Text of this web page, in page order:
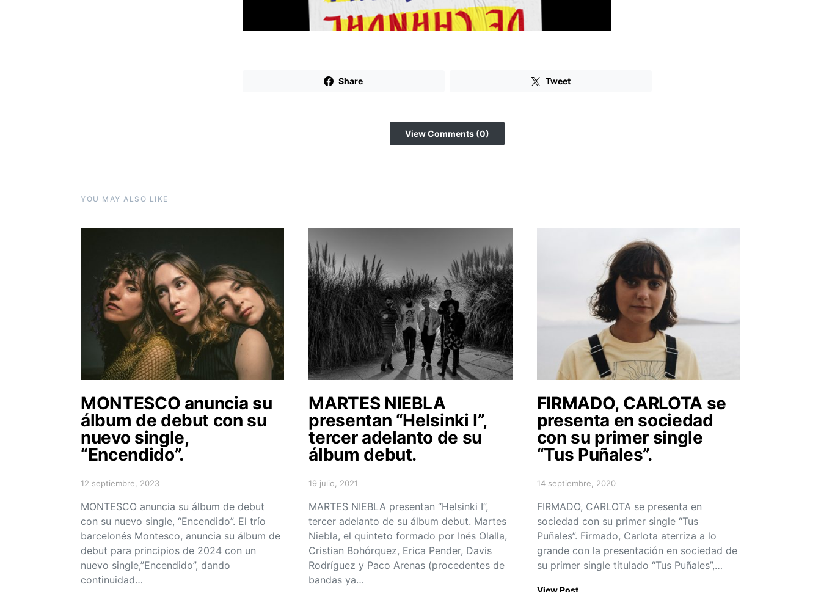
Share Tweet
View Comments (0)
YOU MAY ALSO LIKE
MONTESCO anuncia su
álbum de debut con su
nuevo single,
“Encendido”.
Posted on
12 septiembre, 2023
MONTESCO anuncia su álbum de debut
con su nuevo single, “Encendido”. El trío
barcelonés Montesco, anuncia su álbum de
debut para principios de 2024 con un
nuevo single,”Encendido”, dando
continuidad…
MARTES NIEBLA
presentan “Helsinki I”,
tercer adelanto de su
álbum debut.
Posted on
19 julio, 2021
MARTES NIEBLA presentan “Helsinki I”,
tercer adelanto de su álbum debut. Martes
Niebla, el quinteto formado por Inés Olalla,
Cristian Bohórquez, Erica Pender, Davis
Rodríguez y Paco Arenas (procedentes de
bandas ya…
FIRMADO, CARLOTA se
presenta en sociedad
con su primer single
“Tus Puñales”.
Posted on
14 septiembre, 2020
FIRMADO, CARLOTA se presenta en
sociedad con su primer single “Tus
Puñales”. Firmado, Carlota aterriza a lo
grande con la presentación en sociedad de
su primer single titulado “Tus Puñales”,…
View Post